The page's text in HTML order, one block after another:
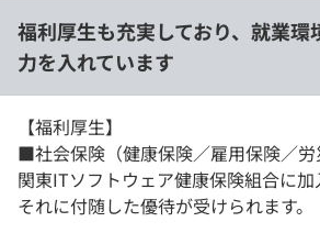
福利厚生も充実しており、就業環
力を入れています
【福利厚生】
■社会保険（健康保険／雇用保険／労
関東ITソフトウェア健康保険組合に加
それに付随した優待が受けられます。